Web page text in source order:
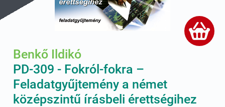
Benkő Ildikó
PD-309 - Fokról-fokra –
Feladatgyűjtemény a német
középszintű írásbeli érettségihez